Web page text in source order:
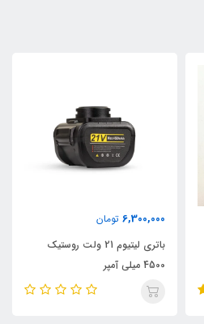
6,300,000 تومان
باتری لیتیوم 21 ولت روستیک
4500 میلی آمپر